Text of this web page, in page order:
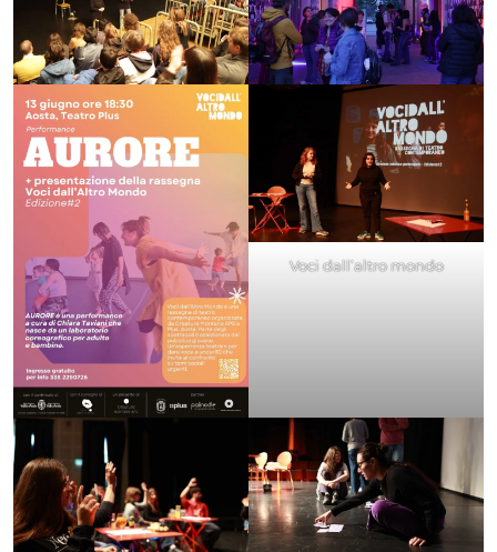
Voci dall’altro mondo